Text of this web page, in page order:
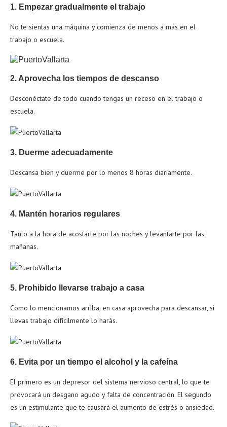
1. Empezar gradualmente el trabajo
No te sientas una máquina y comienza de menos a más en el
trabajo o escuela.
2. Aprovecha los tiempos de descanso
Desconéctate de todo cuando tengas un receso en el trabajo o
escuela.
3. Duerme adecuadamente
Descansa bien y duerme por lo menos 8 horas diariamente.
4. Mantén horarios regulares
Tanto a la hora de acostarte por las noches y levantarte por las
mañanas.
5. Prohibido llevarse trabajo a casa
Como lo mencionamos arriba, en casa aprovecha para descansar, si
llevas trabajo difícilmente lo harás.
6. Evita por un tiempo el alcohol y la cafeína
El primero es un depresor del sistema nervioso central, lo que te
provocará un desgano agudo y falta de concentración. El segundo
es un estimulante que te causará el aumento de estrés o ansiedad.